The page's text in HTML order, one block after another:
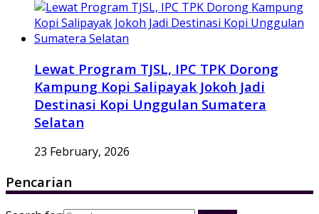
Lewat Program TJSL, IPC TPK Dorong
Kampung Kopi Salipayak Jokoh Jadi
Destinasi Kopi Unggulan Sumatera
Selatan
23 February, 2026
Pencarian